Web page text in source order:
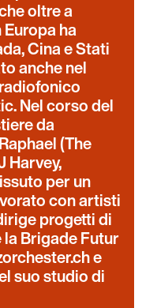
oltre a
ha
Cina e Stati
anche nel
Nel corso del
da
(The
Harvey,
per un
con artisti
progetti di
Brigade Futur
e
suo studio di